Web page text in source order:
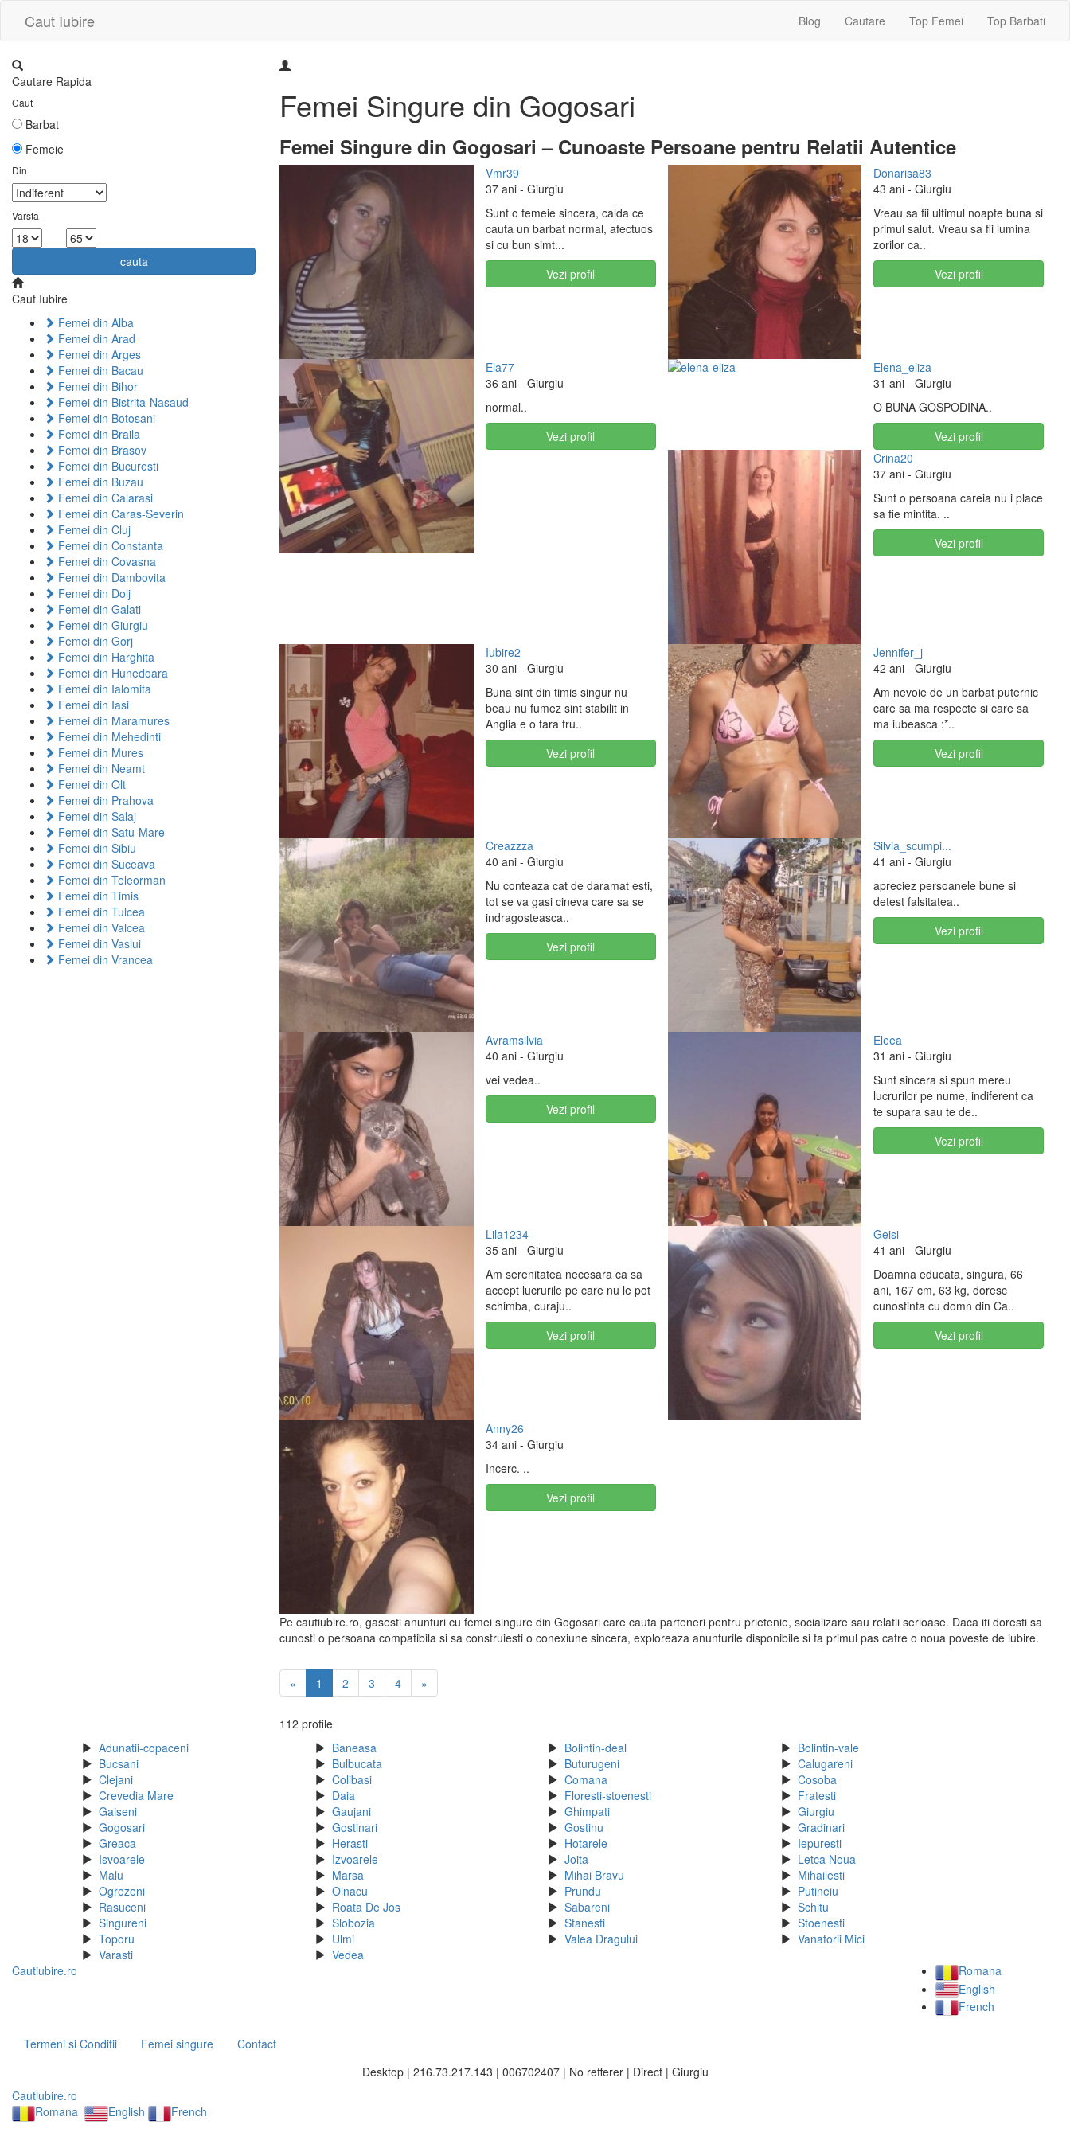
Caut Iubire Blog Cautare Top Femei Top Barbati
Cautare Rapida
Caut
Barbat
Femeie
Din
Varsta
cauta
Caut Iubire
Femei din Alba
Femei din Arad
Femei din Arges
Femei din Bacau
Femei din Bihor
Femei din Bistrita-Nasaud
Femei din Botosani
Femei din Braila
Femei din Brasov
Femei din Bucuresti
Femei din Buzau
Femei din Calarasi
Femei din Caras-Severin
Femei din Cluj
Femei din Constanta
Femei din Covasna
Femei din Dambovita
Femei din Dolj
Femei din Galati
Femei din Giurgiu
Femei din Gorj
Femei din Harghita
Femei din Hunedoara
Femei din Ialomita
Femei din Iasi
Femei din Maramures
Femei din Mehedinti
Femei din Mures
Femei din Neamt
Femei din Olt
Femei din Prahova
Femei din Salaj
Femei din Satu-Mare
Femei din Sibiu
Femei din Suceava
Femei din Teleorman
Femei din Timis
Femei din Tulcea
Femei din Valcea
Femei din Vaslui
Femei din Vrancea
Femei Singure din Gogosari
Femei Singure din Gogosari – Cunoaste Persoane pentru Relatii Autentice
Vmr39
37 ani- Giurgiu
Sunt o femeie sincera, calda ce
cauta un barbat normal, afectuos
si cu bun simt...
Vezi profil
Donarisa83
43 ani - Giurgiu
Vreau sa fii ultimul noapte buna si
primul salut. Vreau sa fii lumina
zorilor ca..
Vezi profil
Ela77
36 ani- Giurgiu
normal..
Vezi profil
Elena_eliza
31 ani - Giurgiu
O BUNA GOSPODINA..
Vezi profil
Crina20
37 ani - Giurgiu
Sunt o persoana careia nu i place
sa fie mintita. ..
Vezi profil
Iubire2
30 ani- Giurgiu
Buna sint din timis singur nu
beau nu fumez sint stabilit in
Anglia e o tara fru..
Vezi profil
Jennifer_j
42 ani - Giurgiu
Am nevoie de un barbat puternic
care sa ma respecte si care sa
ma iubeasca :*..
Vezi profil
Creazzza
40 ani- Giurgiu
Nu conteaza cat de daramat esti,
tot se va gasi cineva care sa se
indragosteasca..
Vezi profil
Silvia_scumpi...
41 ani - Giurgiu
apreciez persoanele bune si
detest falsitatea..
Vezi profil
Avramsilvia
40 ani- Giurgiu
vei vedea..
Vezi profil
Eleea
31 ani - Giurgiu
Sunt sincera si spun mereu
lucrurilor pe nume, indiferent ca
te supara sau te de..
Vezi profil
Lila1234
35 ani- Giurgiu
Am serenitatea necesara ca sa
accept lucrurile pe care nu le pot
schimba, curaju..
Vezi profil
Geisi
41 ani - Giurgiu
Doamna educata, singura, 66
ani, 167 cm, 63 kg, doresc
cunostinta cu domn din Ca..
Vezi profil
Anny26
34 ani- Giurgiu
Incerc. ..
Vezi profil
Pe cautiubire.ro, gasesti anunturi cu femei singure din Gogosari care cauta parteneri pentru prietenie, socializare sau relatii serioase. Daca iti doresti sa
cunosti o persoana compatibila si sa construiesti o conexiune sincera, exploreaza anunturile disponibile si fa primul pas catre o noua poveste de iubire.
« 1 2 3 4 »
112 profile
Adunatii-copaceni
Baneasa Bolintin-deal
Bolintin-vale
Bucsani
Bulbucata Buturugeni
Calugareni
Clejani
Colibasi Comana
Cosoba
Crevedia Mare
Daia Floresti-stoenesti
Fratesti
Gaiseni
Gaujani Ghimpati
Giurgiu
Gogosari
Gostinari Gostinu
Gradinari
Greaca
Herasti Hotarele
Iepuresti
Isvoarele
Izvoarele Joita
Letca Noua
Malu
Marsa Mihai Bravu
Mihailesti
Ogrezeni
Oinacu Prundu
Putineiu
Rasuceni
Roata De Jos Sabareni
Schitu
Singureni
Slobozia Stanesti
Stoenesti
Toporu
Ulmi Valea Dragului
Vanatorii Mici
Varasti
Vedea
Cautiubire.ro
Romana
English
French
Termeni si Conditii Femei singure
Contact
Desktop | 216.73.217.143 | 006702407 | No refferer | Direct | Giurgiu
Cautiubire.ro
Romana
English French